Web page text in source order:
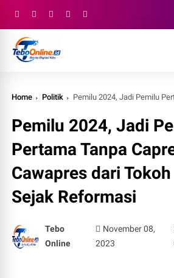
Home Politik Pemilu 2024, Jadi Pemilu Pertama Tanpa Capres-
Pemilu 2024, Jadi
Pertama Tanpa
Cawapres dari
Sejak Reformasi
Tebo
Online
November 08,
2023